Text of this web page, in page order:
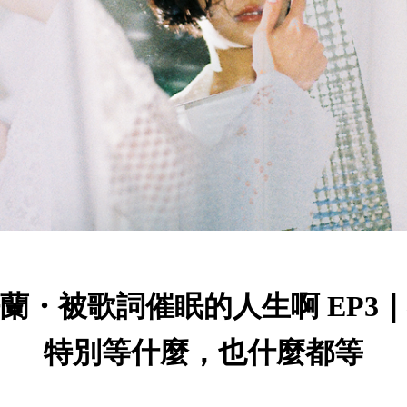
・被歌詞催眠的人生啊 EP3
特別等什麼，也什麼都等